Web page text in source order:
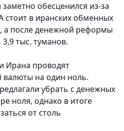
обесценился из-за
в иранских обменных
а после денежной реформы
3,9 тыс. туманов.
Ирана проводят
на один ноль.
убрать с денежных
ноля, однако в итоге
от столь